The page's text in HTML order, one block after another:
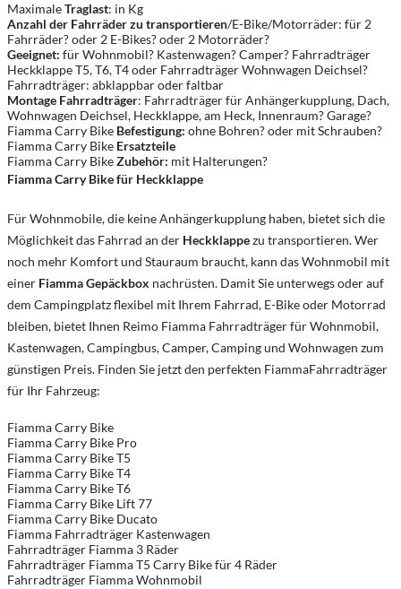
MaximaleTraglast: in Kg
Anzahl der Fahrräder zu transportieren/E-Bike/Motorräder: für 2
Fahrräder? oder 2 E-Bikes? oder 2 Motorräder?
Geeignet: für Wohnmobil? Kastenwagen? Camper? Fahrradträger
Heckklappe T5, T6, T4 oder Fahrradträger Wohnwagen Deichsel?
Fahrradträger: abklappbar oder faltbar
Montage Fahrradträger: Fahrradträger für Anhängerkupplung, Dach,
Wohnwagen Deichsel, Heckklappe, am Heck, Innenraum? Garage?
Fiamma Carry Bike Befestigung: ohne Bohren? oder mit Schrauben?
Fiamma Carry Bike Ersatzteile
Fiamma Carry BikeZubehör: mit Halterungen?
Fiamma Carry Bike für Heckklappe
Für Wohnmobile, die keine Anhängerkupplung haben, bietet sich die
Möglichkeit das Fahrrad an der Heckklappezu transportieren. Wer
noch mehr Komfort und Stauraum braucht, kann das Wohnmobil mit
einer Fiamma Gepäckbox nachrüsten. Damit Sie unterwegs oder auf
dem Campingplatz flexibel mit Ihrem Fahrrad, E-Bike oder Motorrad
bleiben, bietet Ihnen Reimo Fiamma Fahrradträger für Wohnmobil,
Kastenwagen, Campingbus, Camper, Camping und Wohnwagen zum
günstigen Preis. Finden Sie jetzt den perfekten FiammaFahrradträger
für Ihr Fahrzeug:
Fiamma Carry Bike
Fiamma Carry Bike Pro
Fiamma Carry Bike T5
Fiamma Carry Bike T4
Fiamma Carry Bike T6
Fiamma Carry Bike Lift 77
Fiamma Carry Bike Ducato
Fiamma Fahrradträger Kastenwagen
Fahrradträger Fiamma 3 Räder
Fahrradträger Fiamma T5 Carry Bike für 4 Räder
Fahrradträger Fiamma Wohnmobil